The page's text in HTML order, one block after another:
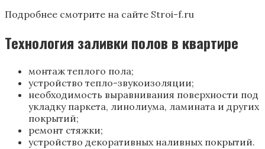
Подробнее смотрите на сайте Stroi-f.ru
Технология заливки полов в квартире
монтаж теплого пола;
устройство тепло-звукоизоляции;
необходимость выравнивания поверхности под
укладку паркета, линолиума, ламината и других
покрытий;
ремонт стяжки;
устройство декоративных наливных покрытий.